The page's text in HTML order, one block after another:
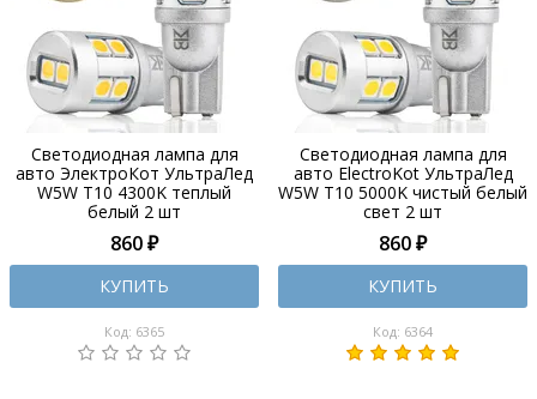
Светодиодная лампа для
авто ЭлектроКот УльтраЛед
W5W T10 4300K теплый
белый 2 шт
860 ₽
КУПИТЬ
Код: 6365
Светодиодная лампа для
авто ElectroKot УльтраЛед
W5W T10 5000K чистый белый
свет 2 шт
860 ₽
КУПИТЬ
Код: 6364